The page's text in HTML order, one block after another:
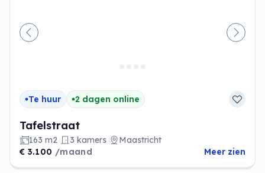
Vorige
Te huur 2 dagen online
Tafelstraat
163 m2 3 kamers
Maastricht
€ 3.100 /maand Meer zien